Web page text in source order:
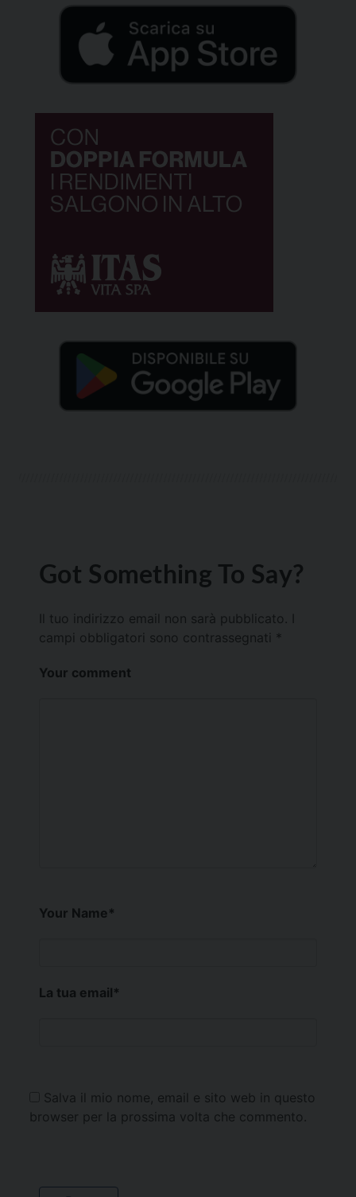
Got Something To Say?
Il tuo indirizzo email non sarà pubblicato.
campi obbligatori sono contrassegnati *
Your comment
Your Name*
La tua email*
Salva il mio nome, email e sito web in questo
browser per la prossima volta che commento.